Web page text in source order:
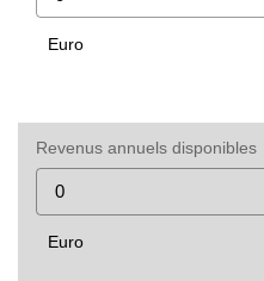
Euro
Revenus annuels disponibles
Euro